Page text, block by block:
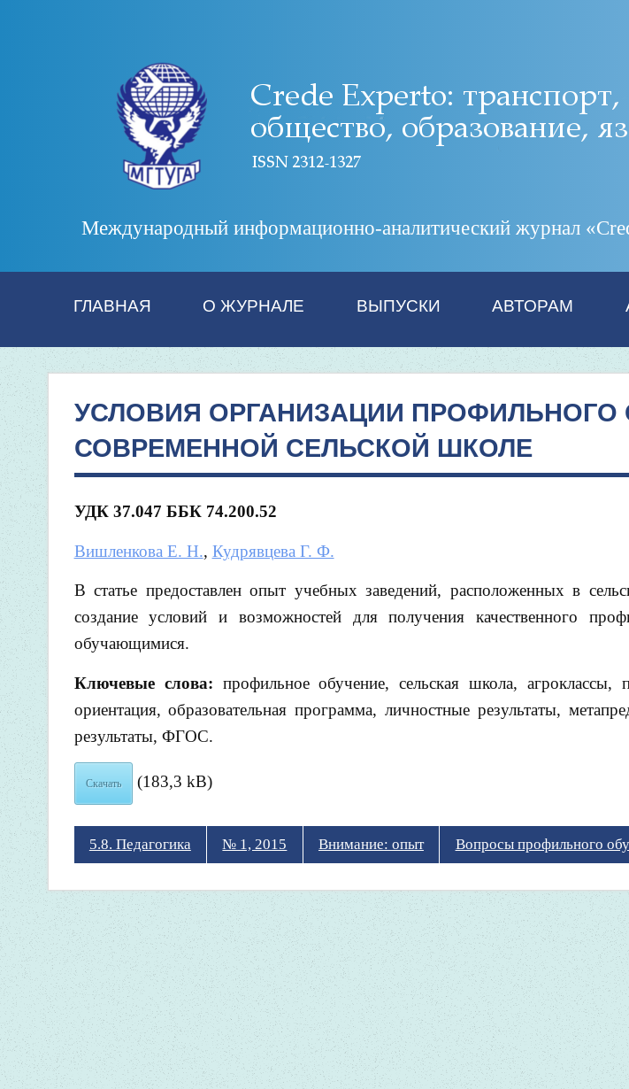
Международный информационно-аналитический журнал
ГЛАВНАЯ О ЖУРНАЛЕ ВЫПУСКИ АВТОРАМ
УСЛОВИЯ ОРГАНИЗАЦИИ ПРОФИЛЬНОГО
СОВРЕМЕННОЙ СЕЛЬСКОЙ ШКОЛЕ
УДК 37.047 ББК 74.200.52
Вишленкова Е. Н., Кудрявцева Г. Ф.
В статье предоставлен опыт учебных заведений, расположенных в
создание условий и возможностей для получения качественного
обучающимися.
Ключевые слова: профильное обучение, сельская школа, агроклассы,
ориентация, образовательная программа, личностные результаты,
результаты, ФГОС.
Скачать (183,3 kB)
5.8. Педагогика № 1, 2015 Внимание: опыт Вопросы профильного